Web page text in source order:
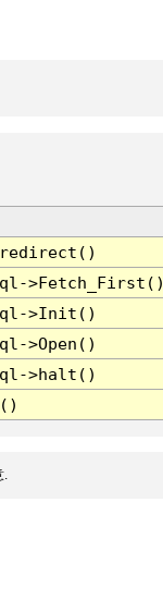
>Init()
>Open()
>halt()
.